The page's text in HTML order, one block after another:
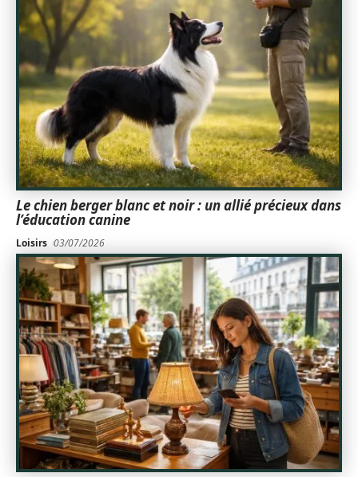
Le chien berger blanc et noir : un allié précieux dans
l’éducation canine
Loisirs 03/07/2026